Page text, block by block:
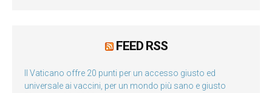
FEED RSS
Il Vaticano offre 20 punti per un accesso giusto ed
universale ai vaccini, per un mondo più sano e giusto